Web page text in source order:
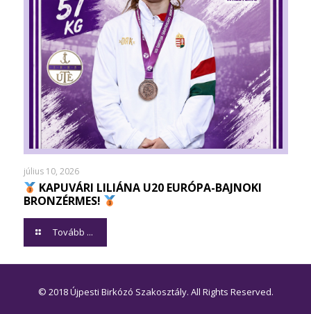
július 10, 2026
KAPUVÁRI LILIÁNA U20 EURÓPA-BAJNOKI
BRONZÉRMES!
Tovább ...
© 2018 Újpesti Birkózó Szakosztály. All Rights Reserved.